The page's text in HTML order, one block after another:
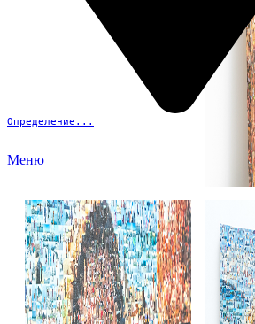
Определение...
Меню